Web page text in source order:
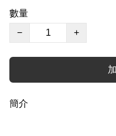
數量
−
+
簡介